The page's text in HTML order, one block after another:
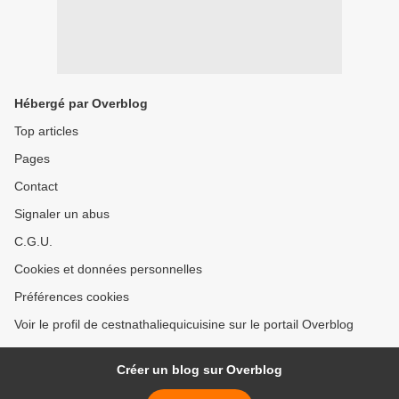
Hébergé par Overblog
Top articles
Pages
Contact
Signaler un abus
C.G.U.
Cookies et données personnelles
Préférences cookies
Voir le profil de cestnathaliequicuisine sur le portail Overblog
Créer un blog sur Overblog